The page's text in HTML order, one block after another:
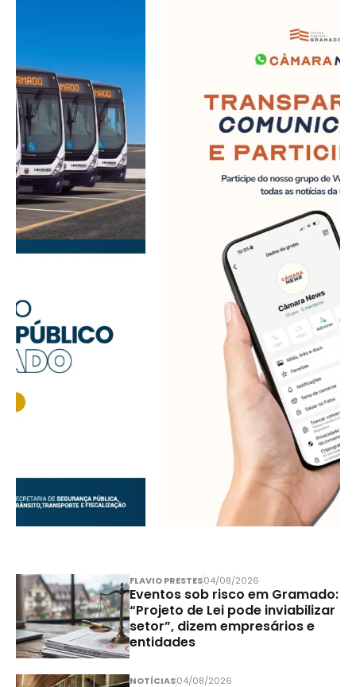
FLAVIO PRESTES04/08/2026
Eventos sob risco em Gramado:
“Projeto de Lei pode inviabilizar
setor”, dizem empresários e
entidades
NOTÍCIAS04/08/2026